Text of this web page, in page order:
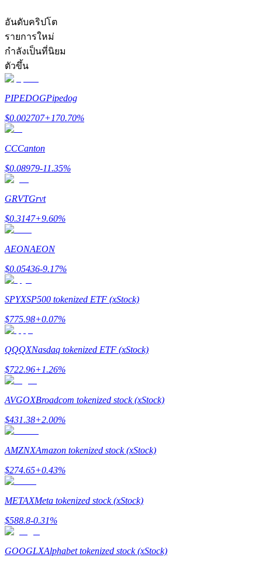
ข้อมูล
การวิเคราะห์ข้อมูลขนาดใหญ่ รวมถึงข้อมูลการค้า ฯลฯ
แนะนำ
กลยุทธ์การซื้อขาย
อันดับคริปโต
รายการใหม่
กำลังเป็นที่นิยม
ตัวขึ้น
PIPEDOGPipedog
$0.002707+170.70%
CCCanton
$0.08979-11.35%
GRVTGrvt
$0.3147+9.60%
AEONAEON
$0.05436-9.17%
SPYXSP500 tokenized ETF (xStock)
$775.98+0.07%
QQQXNasdaq tokenized ETF (xStock)
$722.96+1.26%
AVGOXBroadcom tokenized stock (xStock)
$431.38+2.00%
AMZNXAmazon tokenized stock (xStock)
$274.65+0.43%
METAXMeta tokenized stock (xStock)
$588.8-0.31%
GOOGLXAlphabet tokenized stock (xStock)